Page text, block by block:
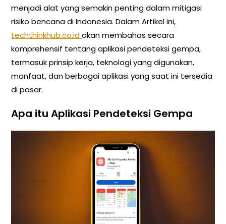
menjadi alat yang semakin penting dalam mitigasi
risiko bencana di Indonesia. Dalam Artikel ini,
techthinkhub.co.idakan membahas secara
komprehensif tentang aplikasi pendeteksi gempa,
termasuk prinsip kerja, teknologi yang digunakan,
manfaat, dan berbagai aplikasi yang saat ini tersedia
di pasar.
Apa itu Aplikasi Pendeteksi Gempa